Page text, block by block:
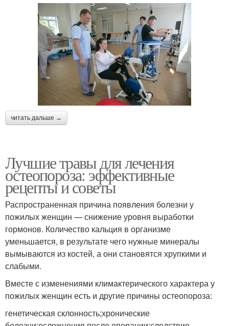
читать дальше →
Лучшие травы для лечения
остеопороза: эффективные
рецепты и советы
Распространенная причина появления болезни у
пожилых женщин — снижение уровня выработки
гормонов. Количество кальция в организме
уменьшается, в результате чего нужные минералы
вымываются из костей, а они становятся хрупкими и
слабыми.
Вместе с изменениями климактерического характера у
пожилых женщин есть и другие причины остеопороза:
генетическая склонность;хронические